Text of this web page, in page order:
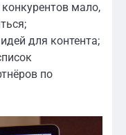
мало,
для контента;
по